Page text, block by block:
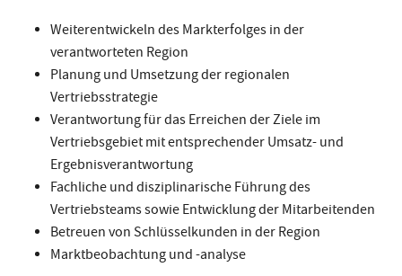
Weiterentwickeln des Markterfolges in der
verantworteten Region
Planung und Umsetzung der regionalen
Vertriebsstrategie
Verantwortung für das Erreichen der Ziele im
Vertriebsgebiet mit entsprechender Umsatz- und
Ergebnisverantwortung
Fachliche und disziplinarische Führung des
Vertriebsteams sowie Entwicklung der Mitarbeitenden
Betreuen von Schlüsselkunden in der Region
Marktbeobachtung und -analyse